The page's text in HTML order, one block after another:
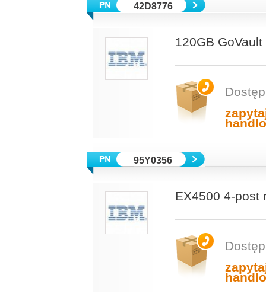
42D8776
120GB
95Y0356
EX4500 4-post